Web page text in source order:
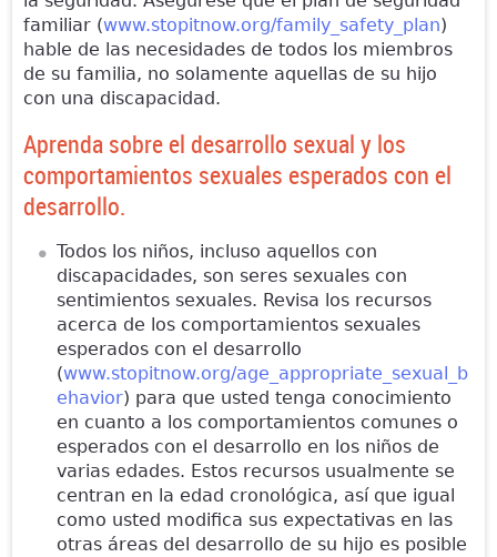
familiar (www.stopitnow.org/family_safety_plan)
hable de las necesidades de todos los miembros
de su familia, no solamente aquellas de su hijo
con una discapacidad.
Aprenda sobre el desarrollo sexual y los
comportamientos sexuales esperados con el
desarrollo.
Todos los niños, incluso aquellos con
discapacidades, son seres sexuales con
sentimientos sexuales. Revisa los recursos
acerca de los comportamientos sexuales
esperados con el desarrollo
(www.stopitnow.org/age_appropriate_sexual_b
ehavior) para que usted tenga conocimiento
en cuanto a los comportamientos comunes o
esperados con el desarrollo en los niños de
varias edades. Estos recursos usualmente se
centran en la edad cronológica, así que igual
como usted modifica sus expectativas en las
otras áreas del desarrollo de su hijo es posible